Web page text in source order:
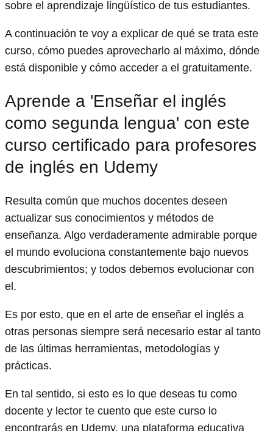
sobre el aprendizaje lingüístico de tus estudiantes.
A continuación te voy a explicar de qué se trata este
curso, cómo puedes aprovecharlo al máximo, dónde
está disponible y cómo acceder a el gratuitamente.
Aprende a 'Enseñar el inglés
como segunda lengua' con este
curso certificado para profesores
de inglés en Udemy
Resulta común que muchos docentes deseen
actualizar sus conocimientos y métodos de
enseñanza. Algo verdaderamente admirable porque
el mundo evoluciona constantemente bajo nuevos
descubrimientos; y todos debemos evolucionar con
el.
Es por esto, que en el arte de enseñar el inglés a
otras personas siempre será necesario estar al tanto
de las últimas herramientas, metodologías y
prácticas.
En tal sentido, si esto es lo que deseas tu como
docente y lector te cuento que este curso lo
encontrarás en Udemy, una plataforma educativa